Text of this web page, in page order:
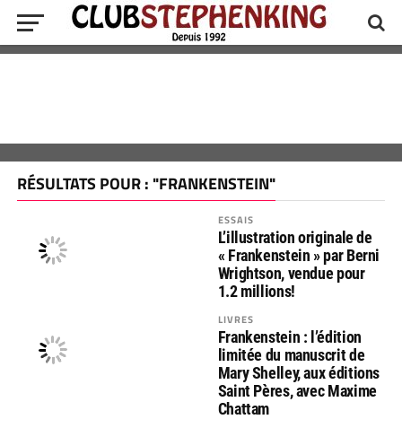
RÉSULTATS POUR : "FRANKENSTEIN"
ESSAIS
L’illustration originale de
« Frankenstein » par Berni
Wrightson, vendue pour
1.2 millions!
LIVRES
Frankenstein : l’édition
limitée du manuscrit de
Mary Shelley, aux éditions
Saint Pères, avec Maxime
Chattam